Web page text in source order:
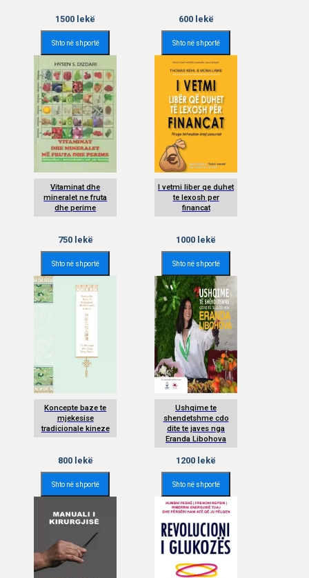
1500 lekë
Shto në shportë
600lekë
Shto në shportë
Vitaminat dhe
mineralet ne fruta
dhe perime
750lekë
Shto në shportë
I vetmi liber qe duhet
te lexosh per
financat
1000 lekë
Shto në shportë
Koncepte baze te
mjekesise
tradicionale kineze
800lekë
Shto në shportë
Ushqime te
shendetshme cdo
dite te javes nga
Eranda Libohova
1200 lekë
Shto në shportë